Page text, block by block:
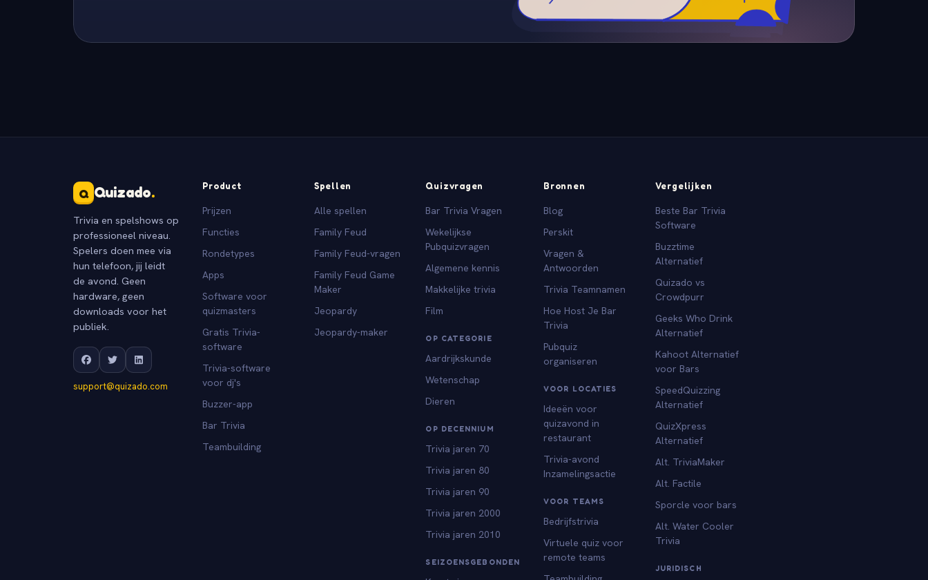
Q Quizado.
Trivia en spelshows op
professioneel niveau.
Spelers doen mee via
hun telefoon, jij leidt
de avond. Geen
hardware, geen
downloads voor het
publiek.
support@quizado.com
Product
Prijzen
Functies
Rondetypes
Apps
Software voor
quizmasters
Gratis Trivia-
software
Trivia-software
voor dj's
Buzzer-app
Bar Trivia
Teambuilding
Spellen
Alle spellen
Family Feud
Family Feud-vragen
Family Feud Game
Maker
Jeopardy
Jeopardy-maker
Quizvragen
Bar Trivia Vragen
Wekelijkse
Pubquizvragen
Algemene kennis
Makkelijke trivia
Film
OP CATEGORIE
Aardrijkskunde
Wetenschap
Dieren
OP DECENNIUM
Trivia jaren 70
Trivia jaren 80
Trivia jaren 90
Trivia jaren 2000
Trivia jaren 2010
SEIZOENSGEBONDEN
Bronnen
Blog
Perskit
Vragen &
Antwoorden
Trivia Teamnamen
Hoe Host Je Bar
Trivia
Pubquiz
organiseren
VOOR LOCATIES
Ideeën voor
quizavond in
restaurant
Trivia-avond
Inzamelingsactie
VOOR TEAMS
Bedrijfstrivia
Virtuele quiz voor
remote teams
Vergelijken
Beste Bar Trivia
Software
Buzztime
Alternatief
Quizado vs
Crowdpurr
Geeks Who Drink
Alternatief
Kahoot Alternatief
voor Bars
SpeedQuizzing
Alternatief
QuizXpress
Alternatief
Alt. TriviaMaker
Alt. Factile
Sporcle voor bars
Alt. Water Cooler
Trivia
JURIDISCH